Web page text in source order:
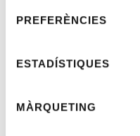
PREFERÈNCIES
ESTADÍSTIQUES
MÀRQUETING
Llei 3/2023, de 28
qual es modifica